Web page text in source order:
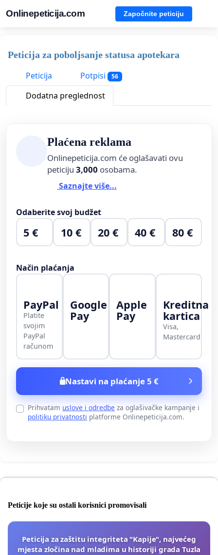
Onlinepeticija.com Započnite peticiju
Peticija za poboljsanje statusa apotekara
Peticija
Potpisi 56
Dodatna preglednost
Plaćena reklama
Onlinepeticija.com će oglašavati ovu
peticiju 3,000 osobama.
Saznajte više...
Odaberite svoj budžet
5 € 10 € 20 € 40 € 80 €
Način plaćanja
PayPal
Platite
svojim
PayPal
računom
Google
Pay
Apple
Pay
Kreditna
kartica
Visa,
Mastercard
Nastavi na plaćanje 5 €
Prihvatam uslove i odredbe za oglašivačke kampanje i
politiku privatnosti platforme Onlinepeticija.com.
Peticije koje su ostali korisnici promovisali
Peticija za zaštitu integriteta "Kapije", najvećeg
mjesta zločina nad mladima u historiji grada Tuzla